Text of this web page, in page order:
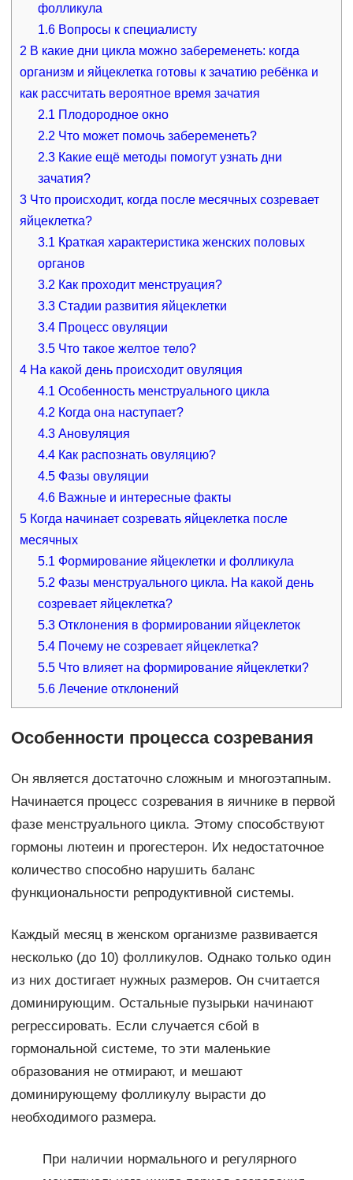
фолликула
1.6 Вопросы к специалисту
2 В какие дни цикла можно забеременеть: когда
организм и яйцеклетка готовы к зачатию ребёнка и
как рассчитать вероятное время зачатия
2.1 Плодородное окно
2.2 Что может помочь забеременеть?
2.3 Какие ещё методы помогут узнать дни
зачатия?
3Что происходит, когда после месячных созревает
яйцеклетка?
3.1 Краткая характеристика женских половых
органов
3.2 Как проходит менструация?
3.3 Стадии развития яйцеклетки
3.4 Процесс овуляции
3.5 Что такое желтое тело?
4На какой день происходит овуляция
4.1 Особенность менструального цикла
4.2 Когда она наступает?
4.3 Ановуляция
4.4 Как распознать овуляцию?
4.5 Фазы овуляции
4.6 Важные и интересные факты
5Когда начинает созревать яйцеклетка после
месячных
5.1 Формирование яйцеклетки и фолликула
5.2 Фазы менструального цикла. На какой день
созревает яйцеклетка?
5.3 Отклонения в формировании яйцеклеток
5.4 Почему не созревает яйцеклетка?
5.5 Что влияет на формирование яйцеклетки?
5.6 Лечение отклонений
Особенности процесса созревания
Он является достаточно сложным и многоэтапным.
Начинается процесс созревания в яичнике в первой
фазе менструального цикла. Этому способствуют
гормоны лютеин и прогестерон. Их недостаточное
количество способно нарушить баланс
функциональности репродуктивной системы.
Каждый месяц в женском организме развивается
несколько (до 10) фолликулов. Однако только один
из них достигает нужных размеров. Он считается
доминирующим. Остальные пузырьки начинают
регрессировать. Если случается сбой в
гормональной системе, то эти маленькие
образования не отмирают, и мешают
доминирующему фолликулу вырасти до
необходимого размера.
При наличии нормального и регулярного